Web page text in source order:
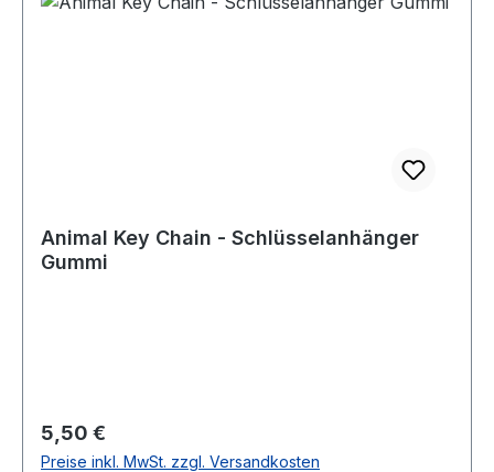
Animal Key Chain - Schlüsselanhänger
Gummi
Regulärer Preis:
5,50 €
Preise inkl. MwSt. zzgl. Versandkosten